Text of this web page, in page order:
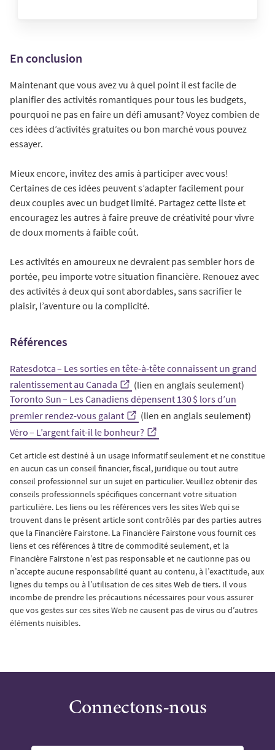
En conclusion
Maintenant que vous avez vu à quel point il est facile de
planifier des activités romantiques pour tous les budgets,
pourquoi ne pas en faire un défi amusant? Voyez combien de
ces idées d’activités gratuites ou bon marché vous pouvez
essayer.
Mieux encore, invitez des amis à participer avec vous!
Certaines de ces idées peuvent s’adapter facilement pour
deux couples avec un budget limité. Partagez cette liste et
encouragez les autres à faire preuve de créativité pour vivre
de doux moments à faible coût.
Les activités en amoureux ne devraient pas sembler hors de
portée, peu importe votre situation financière. Renouez avec
des activités à deux qui sont abordables, sans sacrifier le
plaisir, l’aventure ou la complicité.
Références
Ratesdotca – Les sorties en tête-à-tête connaissent un grand
ralentissement au Canada
(lien en anglais seulement)
Toronto Sun – Les Canadiens dépensent 130 $ lors d’un
premier rendez-vous galant
(lien en anglais seulement)
Véro – L’argent fait-il le bonheur?
Cet article est destiné à un usage informatif seulement et ne constitue
en aucun cas un conseil financier, fiscal, juridique ou tout autre
conseil professionnel sur un sujet en particulier. Veuillez obtenir des
conseils professionnels spécifiques concernant votre situation
particulière. Les liens ou les références vers les sites Web qui se
trouvent dans le présent article sont contrôlés par des parties autres
que la Financière Fairstone. La Financière Fairstone vous fournit ces
liens et ces références à titre de commodité seulement, et la
Financière Fairstone n’est pas responsable et ne cautionne pas ou
n’accepte aucune responsabilité quant au contenu, à l’exactitude, aux
lignes du temps ou à l’utilisation de ces sites Web de tiers. Il vous
incombe de prendre les précautions nécessaires pour vous assurer
que vos gestes sur ces sites Web ne causent pas de virus ou d’autres
éléments nuisibles.
Connectons-nous